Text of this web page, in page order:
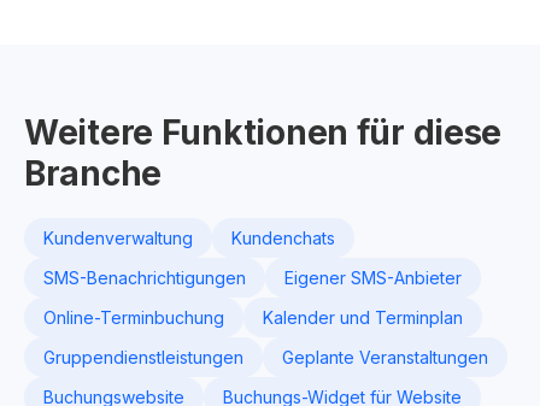
Weitere Funktionen für diese
Branche
Kundenverwaltung
Kundenchats
SMS-Benachrichtigungen
Eigener SMS-Anbieter
Online-Terminbuchung
Kalender und Terminplan
Gruppendienstleistungen
Geplante Veranstaltungen
Buchungswebsite
Buchungs-Widget für Website